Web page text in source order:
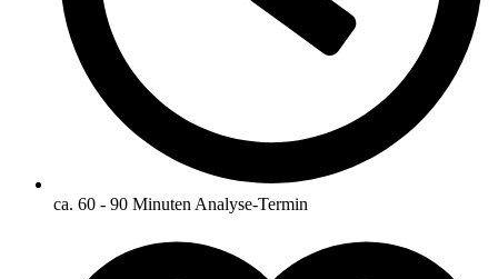
ca. 60 - 90 Minuten Analyse-Termin